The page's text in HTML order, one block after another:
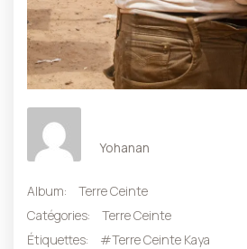
Yohanan
Album:
Terre Ceinte
Catégories:
Terre Ceinte
Étiquettes:
#Terre Ceinte Kaya